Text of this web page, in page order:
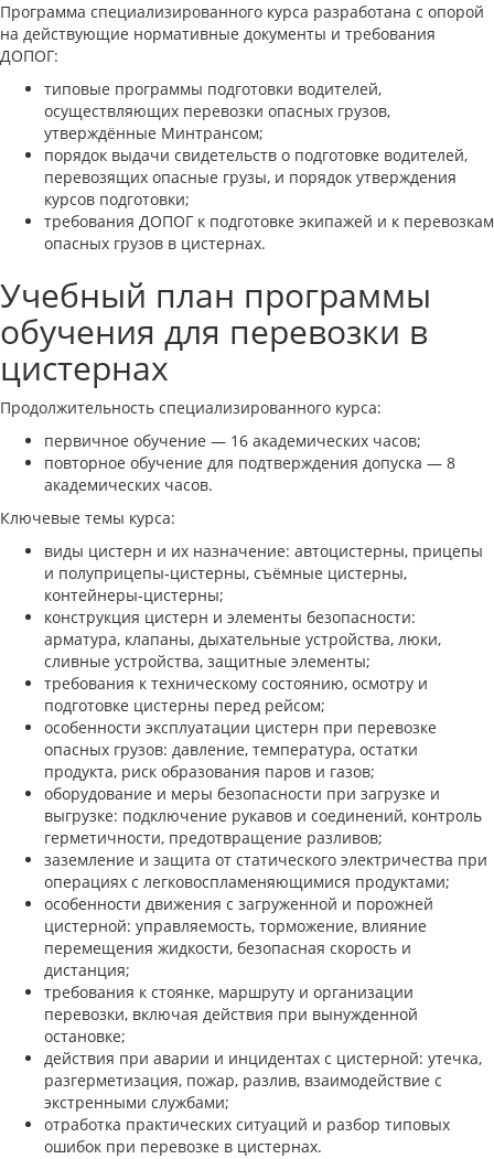
Программа специализированного курса разработана с опорой
на действующие нормативные документы и требования
ДОПОГ:
типовые программы подготовки водителей,
осуществляющих перевозки опасных грузов,
утверждённые Минтрансом;
порядок выдачи свидетельств о подготовке водителей,
перевозящих опасные грузы, и порядок утверждения
курсов подготовки;
требования ДОПОГ к подготовке экипажей и к перевозкам
опасных грузов в цистернах.
Учебный план программы
обучения для перевозки в
цистернах
Продолжительность специализированного курса:
первичное обучение — 16 академических часов;
повторное обучение для подтверждения допуска — 8
академических часов.
Ключевые темы курса:
виды цистерн и их назначение: автоцистерны, прицепы
и полуприцепы‑цистерны, съёмные цистерны,
контейнеры‑цистерны;
конструкция цистерн и элементы безопасности:
арматура, клапаны, дыхательные устройства, люки,
сливные устройства, защитные элементы;
требования к техническому состоянию, осмотру и
подготовке цистерны перед рейсом;
особенности эксплуатации цистерн при перевозке
опасных грузов: давление, температура, остатки
продукта, риск образования паров и газов;
оборудование и меры безопасности при загрузке и
выгрузке: подключение рукавов и соединений, контроль
герметичности, предотвращение разливов;
заземление и защита от статического электричества при
операциях с легковоспламеняющимися продуктами;
особенности движения с загруженной и порожней
цистерной: управляемость, торможение, влияние
перемещения жидкости, безопасная скорость и
дистанция;
требования к стоянке, маршруту и организации
перевозки, включая действия при вынужденной
остановке;
действия при аварии и инцидентах с цистерной: утечка,
разгерметизация, пожар, разлив, взаимодействие с
экстренными службами;
отработка практических ситуаций и разбор типовых
ошибок при перевозке в цистернах.